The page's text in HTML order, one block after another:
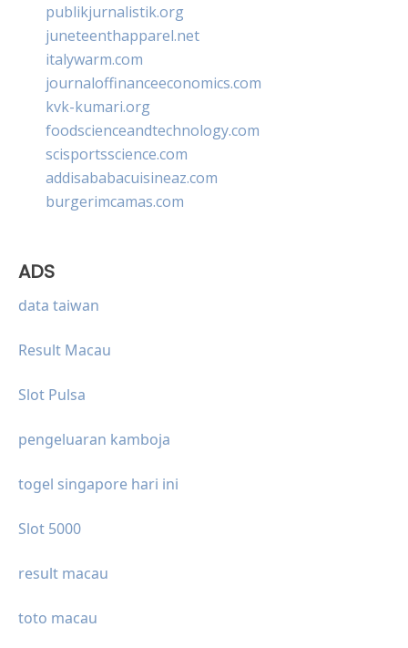
publikjurnalistik.org
juneteenthapparel.net
italywarm.com
journaloffinanceeconomics.com
kvk-kumari.org
foodscienceandtechnology.com
scisportsscience.com
addisababacuisineaz.com
burgerimcamas.com
ADS
data taiwan
Result Macau
Slot Pulsa
pengeluaran kamboja
togel singapore hari ini
Slot 5000
result macau
toto macau